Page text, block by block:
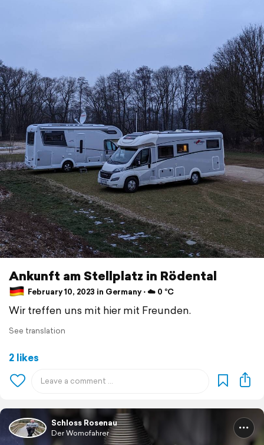
Ankunft am Stellplatz in Rödental
February 10, 2023 in Germany ⋅ ☁️ 0 °C
Wir treffen uns mit hier mit Freunden.
See translation
2 likes
Schloss Rosenau
Der Womofahrer